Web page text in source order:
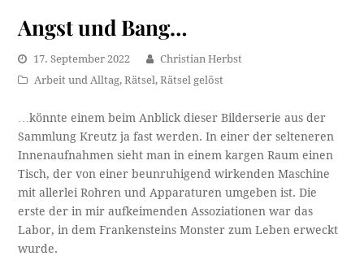
Angst und Bang…
17. September 2022
Christian Herbst
Arbeit und Alltag,Rätsel,Rätsel gelöst
…könnte einem beim Anblick dieser Bilderserie aus der
Sammlung Kreutz ja fast werden. In einer der selteneren
Innenaufnahmen sieht man in einem kargen Raum einen
Tisch, der von einer beunruhigend wirkenden Maschine
mit allerlei Rohren und Apparaturen umgeben ist. Die
erste der in mir aufkeimenden Assoziationen war das
Labor, in dem Frankensteins Monster zum Leben erweckt
wurde.